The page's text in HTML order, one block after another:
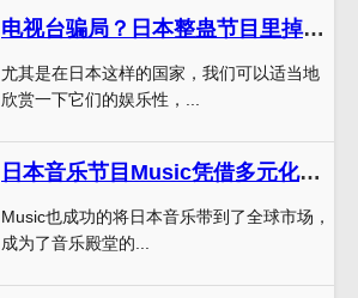
电视台骗局？日本整蛊节目里掉落电梯是否属实
尤其是在日本这样的国家，我们可以适当地
欣赏一下它们的娱乐性，...
日本音乐节目Music凭借多元化曲风走向世界音乐殿堂
Music也成功的将日本音乐带到了全球市场，
成为了音乐殿堂的...